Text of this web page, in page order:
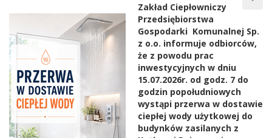
Zakład Ciepłowniczy
Przedsiębiorstwa
Gospodarki Komunalnej Sp.
z o.o. informuje odbiorców,
że z powodu prac
inwestycyjnych w dniu
15.07.2026r. od godz. 7 do
godzin popołudniowych
wystąpi przerwa w dostawie
ciepłej wody użytkowej do
budynków zasilanych z